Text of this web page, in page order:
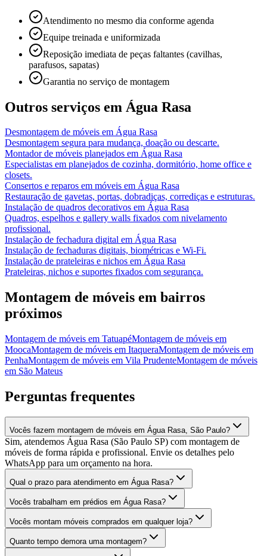
Atendimento no mesmo dia conforme agenda
Equipe treinada e uniformizada
Reposição imediata de peças faltantes (cavilhas,
parafusos, sapatas)
Garantia no serviço de montagem
Outros serviços em Água Rasa
Desmontagem de móveis em Água Rasa
Desmontagem segura para mudança, doação ou descarte.
Montador de móveis planejados em Água Rasa
Especialistas em planejados de cozinha, dormitório, home office e
closets.
Consertos e reparos em móveis em Água Rasa
Restauração de gavetas, portas, dobradiças, corrediças e estruturas.
Instalação de quadros decorativos em Água Rasa
Quadros, espelhos e gallery walls fixados com nivelamento
profissional.
Instalação de fechadura digital em Água Rasa
Instalação de fechaduras digitais, biométricas e Wi-Fi.
Instalação de prateleiras e nichos em Água Rasa
Prateleiras, nichos e suportes fixados com segurança.
Montagem de móveis em bairros
próximos
Montagem de móveis em TatuapéMontagem de móveis em
MoocaMontagem de móveis em ItaqueraMontagem de móveis em
PenhaMontagem de móveis em Vila PrudenteMontagem de móveis
em São Mateus
Perguntas frequentes
Vocês fazem montagem de móveis em Água Rasa, São Paulo?
Sim, atendemos Água Rasa (São Paulo SP) com montagem de
móveis de forma rápida e profissional. Envie os detalhes pelo
WhatsApp para um orçamento na hora.
Qual o prazo para atendimento em Água Rasa?
Vocês trabalham em prédios em Água Rasa?
Vocês montam móveis comprados em qualquer loja?
Quanto tempo demora uma montagem?